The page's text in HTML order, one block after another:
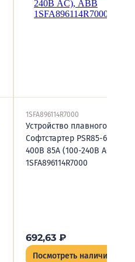
1SFA896114R7000
Устройство плавного пуска
Софтстартер PSR85-600-70
400В 85А (100-240В AC), ABB
1SFA896114R7000
692,63 ₽
Посмотреть наличие